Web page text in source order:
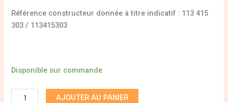
Référence constructeur donnée à titre indicatif : 113 415
303 / 113415303
Disponible sur commande
AJOUTER AU PANIER